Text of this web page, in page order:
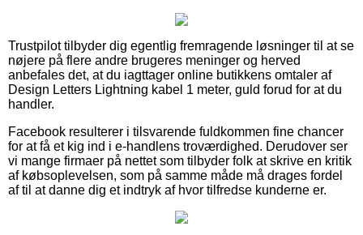
Trustpilot tilbyder dig egentlig fremragende løsninger til at se
nøjere på flere andre brugeres meninger og herved
anbefales det, at du iagttager online butikkens omtaler af
Design Letters Lightning kabel 1 meter, guld forud for at du
handler.
Facebook resulterer i tilsvarende fuldkommen fine chancer
for at få et kig ind i e-handlens troværdighed. Derudover ser
vi mange firmaer på nettet som tilbyder folk at skrive en kritik
af købsoplevelsen, som på samme måde må drages fordel
af til at danne dig et indtryk af hvor tilfredse kunderne er.